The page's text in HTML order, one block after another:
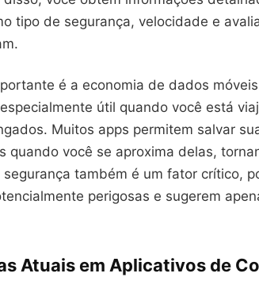
tipo de segurança, velocidade e
é a economia de dados
útil quando você está
Muitos apps permitem salvar
quando você se aproxima delas,
segurança também é um fator crítico,
perigosas e sugerem
Atuais em Aplicativos de